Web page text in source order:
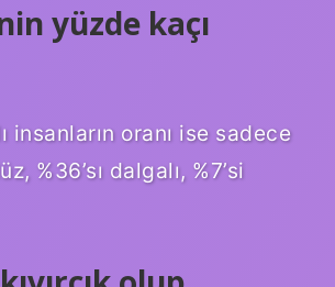
yüzde kaçı
insanların oranı ise sadece
%36’sı dalgalı, %7’si